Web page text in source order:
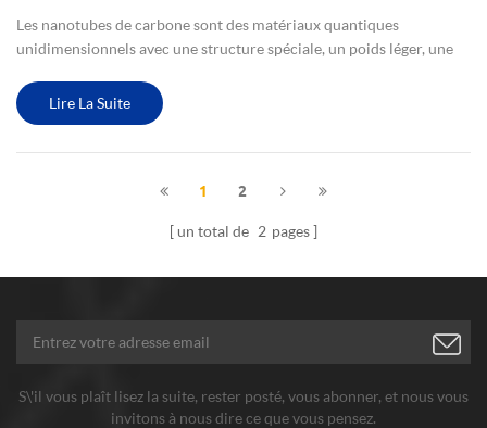
Les nanotubes de carbone sont des matériaux quantiques
unidimensionnels avec une structure spéciale, un poids léger, une
mécaniques, électriques et chimiques inhabituelles. Puisque les
nanotub...
Lire La Suite
1 2
un total de 2 pages
S\'il vous plaît lisez la suite, rester posté, vous abonner, et nous vous
invitons à nous dire ce que vous pensez.